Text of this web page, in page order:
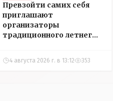
Превзойти самих себя
приглашают
организаторы
традиционного летнего
4 августа 2026 г. в 13:12 353